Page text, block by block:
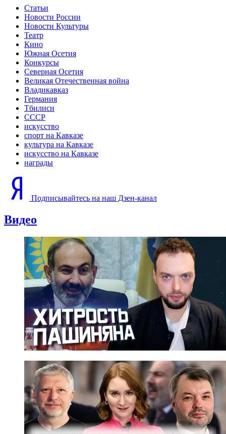
Статьи
Новости России
Новости Культуры
Театр
Кино
Южная Осетия
Конкурсы
Северная Осетия
Великая Отечественная война
Владикавказ
Германия
Тбилиси
СССР
искусство
спорт на Кавказе
культура на Кавказе
искусство на Кавказе
награды
Подписывайтесь на наш Дзен-канал
Видео